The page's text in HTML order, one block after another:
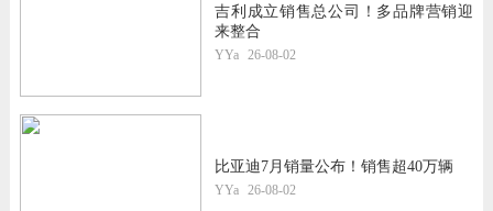
吉利成立销售总公司！多品牌营销迎
来整合
YYa 26-08-02
比亚迪7月销量公布！销售超40万辆
YYa 26-08-02